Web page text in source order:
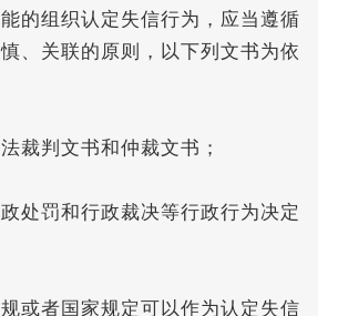
的组织认定失信行为，应当遵循
、关联的原则，以下列文书为依
裁判文书和仲裁文书；
政处罚和行政裁决等行政行为决定
规或者国家规定可以作为认定失信